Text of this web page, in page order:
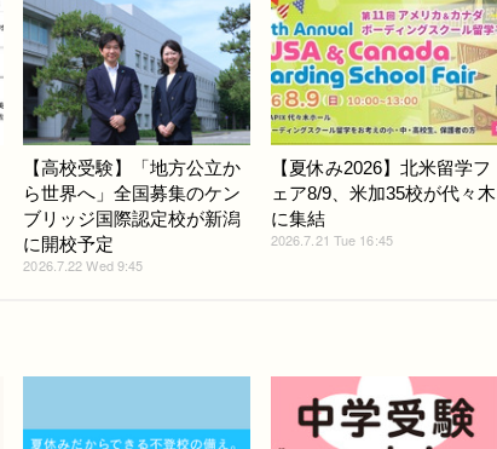
【高校受験】「地方公立か
ら世界へ」全国募集のケン
ブリッジ国際認定校が新潟
に開校予定
2026.7.22 Wed 9:45
【夏休み2026】北米留学フ
ェア8/9、米加35校が代々木
に集結
2026.7.21 Tue 16:45